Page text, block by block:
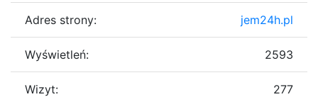
Adres strony: jem24h.pl
Wyświetleń: 2593
Wizyt: 277